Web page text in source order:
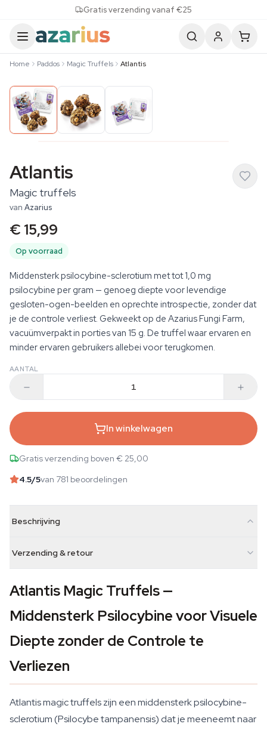
Gratis verzending vanaf €25
Home Paddos Magic Truffels Atlantis
Atlantis
Magic truffels
van Azarius
€ 15,99
Op voorraad
Middensterk psilocybine-sclerotium met tot 1,0 mg
psilocybine per gram — genoeg diepte voor levendige
gesloten-ogen-beelden en oprechte introspectie, zonder dat
je de controle verliest. Gekweekt op de Azarius Fungi Farm,
vacuümverpakt in porties van 15 g. De truffel waar ervaren en
minder ervaren gebruikers allebei voor terugkomen.
AANTAL
In winkelwagen
Gratis verzending boven € 25,00
4.5/5van 781 beoordelingen
Beschrijving
Verzending & retour
Atlantis Magic Truffels —
Middensterk Psilocybine voor Visuele
Diepte zonder de Controle te
Verliezen
Atlantis magic truffels zijn een middensterk psilocybine-
sclerotium (Psilocybe tampanensis) dat je meeneemt naar